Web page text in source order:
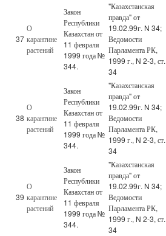
37
О
карантине
растений
Закон
Республики
Казахстан от
11 февраля
1999 года №
344.
"Казахстанская
правда" от
19.02.99г. N 34;
Ведомости
Парламента РК,
1999 г., N 2-3, ст.
34
38
О
карантине
растений
Закон
Республики
Казахстан от
11 февраля
1999 года №
344.
"Казахстанская
правда" от
19.02.99г. N 34;
Ведомости
Парламента РК,
1999 г., N 2-3, ст.
34
39
О
карантине
растений
Закон
Республики
Казахстан от
11 февраля
1999 года №
344.
"Казахстанская
правда" от
19.02.99г. N 34;
Ведомости
Парламента РК,
1999 г., N 2-3, ст.
34